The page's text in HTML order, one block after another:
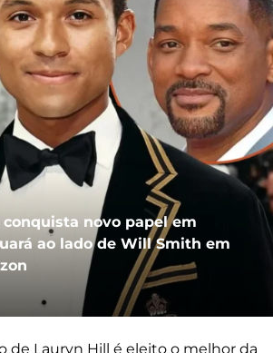
novo papel em
ao lado de Will Smith em